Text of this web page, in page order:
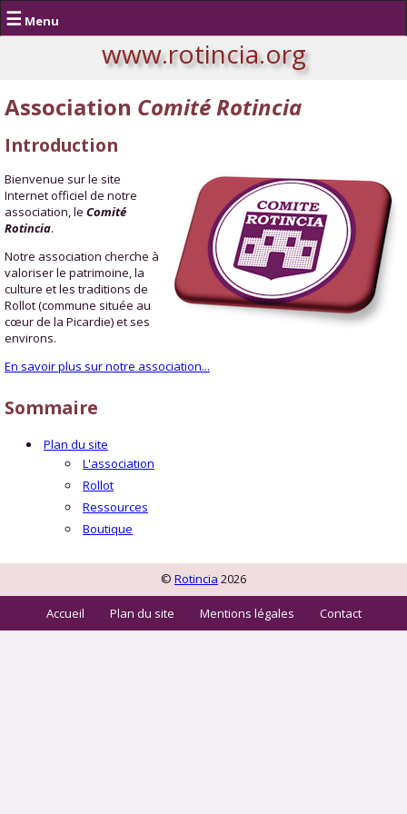
☰ Menu
www.rotincia.org
Association Comité Rotincia
Introduction
Bienvenue sur le site
Internet officiel de notre
association, le Comité
Rotincia.
Notre association cherche à
valoriser le patrimoine, la
culture et les traditions de
Rollot (commune située au
cœur de la Picardie) et ses
environs.
En savoir plus sur notre association...
Sommaire
Plan du site
L'association
Rollot
Ressources
Boutique
© Rotincia 2026
Accueil Plan du site Mentions légales Contact